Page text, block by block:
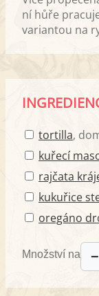
ní hůře
variantou na
tortilla,
kuřecí
rajčata
kukuřice
oregáno
Množství na −